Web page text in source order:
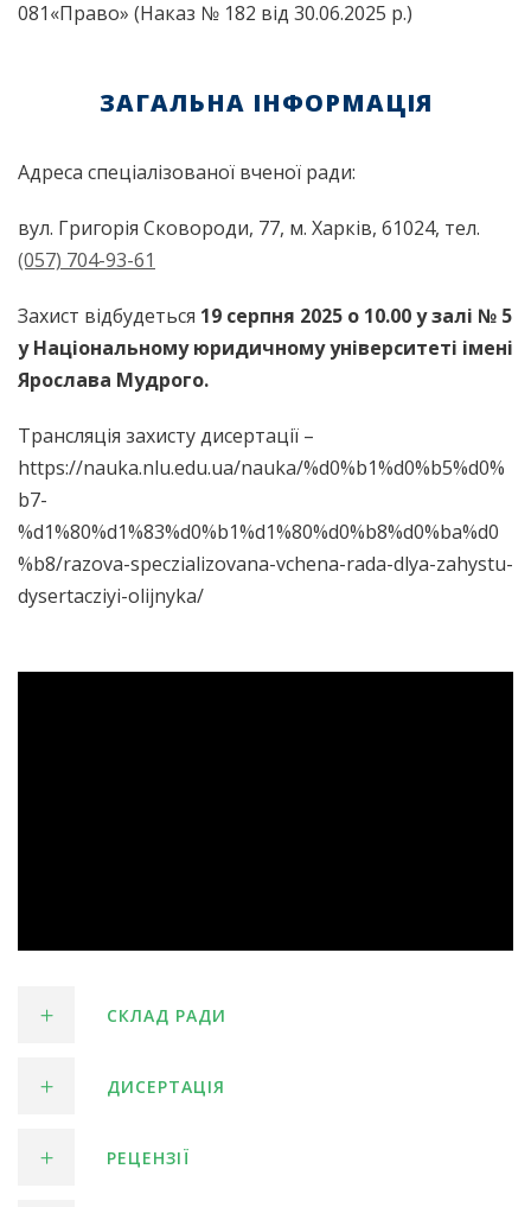
081«Право» (Наказ № 182 від 30.06.2025 р.)
ЗАГАЛЬНА ІНФОРМАЦІЯ
Адреса спеціалізованої вченої ради:
вул. Григорія Сковороди, 77, м. Харків, 61024, тел.
(057) 704-93-61
Захист відбудеться 19 серпня 2025 о 10.00у залі № 5
у Національному юридичному університеті імені
Ярослава Мудрого.
Трансляція захисту дисертації –
https://nauka.nlu.edu.ua/nauka/%d0%b1%d0%b5%d0%
b7-
%d1%80%d1%83%d0%b1%d1%80%d0%b8%d0%ba%d0
%b8/razova-speczializovana-vchena-rada-dlya-zahystu-
dysertacziyi-olijnyka/
СКЛАД РАДИ
ДИСЕРТАЦІЯ
РЕЦЕНЗІЇ